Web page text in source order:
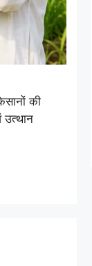
की
उत्थान